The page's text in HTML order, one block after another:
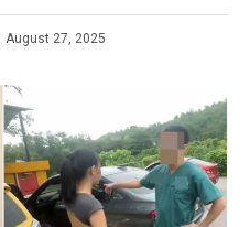
August 27, 2025